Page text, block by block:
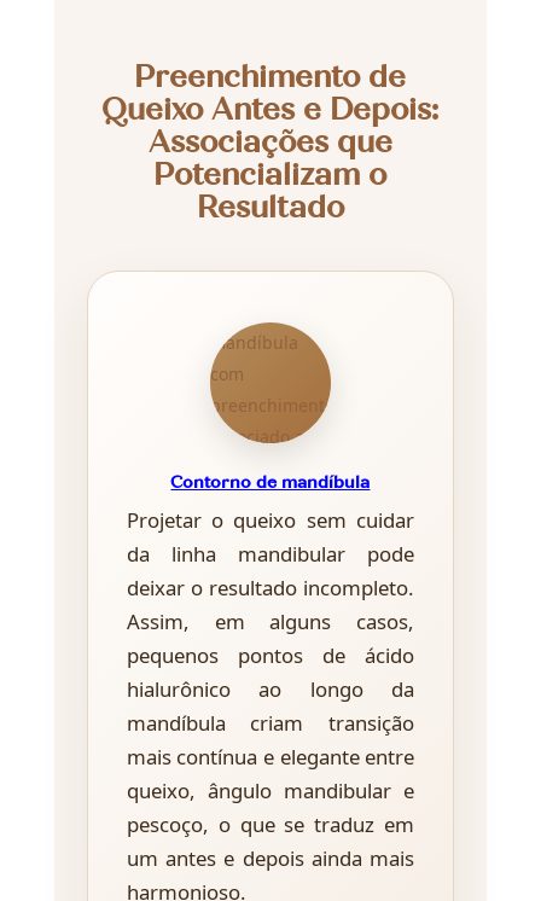
Preenchimento de
Queixo Antes e Depois:
Associações que
Potencializam o
Resultado
Contorno de mandíbula
Projetar o queixo sem cuidar
da linha mandibular pode
deixar o resultado incompleto.
Assim, em alguns casos,
pequenos pontos de ácido
hialurônico ao longo da
mandíbula criam transição
mais contínua e elegante entre
queixo, ângulo mandibular e
pescoço, o que se traduz em
um antes e depois ainda mais
harmonioso.